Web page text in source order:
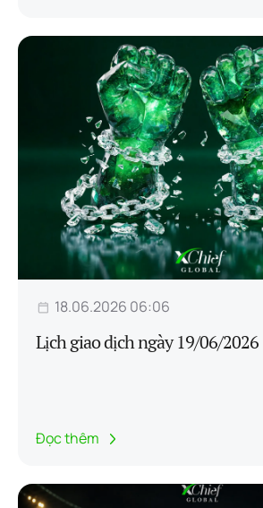
18.06.2026 06:06
Lịch giao dịch ngày 19/06/2026
Đọc thêm